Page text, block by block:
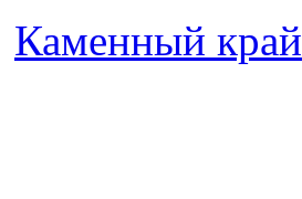
Каменный край